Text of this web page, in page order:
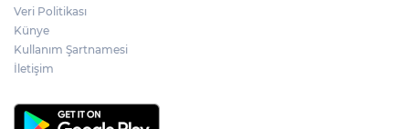
Veri Politikası
Künye
Kullanım Şartnamesi
İletişim